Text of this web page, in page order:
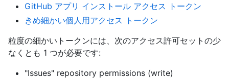
GitHub アプリ インストール アクセス トークン
きめ細かい個人用アクセス トークン
粒度の細かいトークンには、次のアクセス許可セットの少
なくとも 1 つが必要です:
"Issues" repository permissions (write)